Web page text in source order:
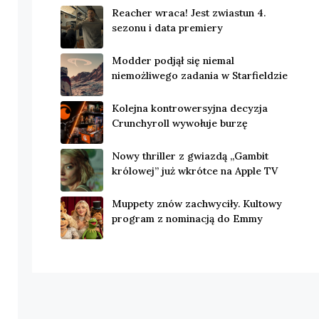
Reacher wraca! Jest zwiastun 4.
sezonu i data premiery
Modder podjął się niemal
niemożliwego zadania w Starfieldzie
Kolejna kontrowersyjna decyzja
Crunchyroll wywołuje burzę
Nowy thriller z gwiazdą „Gambit
królowej” już wkrótce na Apple TV
Muppety znów zachwyciły. Kultowy
program z nominacją do Emmy